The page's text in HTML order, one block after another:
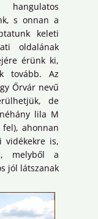
s onnan a
keleti
oldalának
érünk ki,
tovább. Az
Őrvár nevű
de
lila M
ahonnan
vidékekre is,
melyből a
jól látszanak